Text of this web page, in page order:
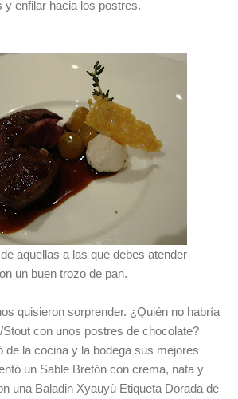
y enfilar hacia los postres.
aquellas a las que debes atender
un buen trozo de pan.
quisieron sorprender. ¿Quién no habría
con unos postres de chocolate?
de la cocina y la bodega sus mejores
un Sable Bretón con crema, nata y
una Baladin Xyauyù Etiqueta Dorada de